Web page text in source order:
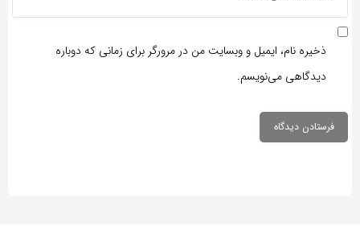
ذخیره نام، ایمیل و وبسایت من در مرورگر برای زمانی که دوباره
دیدگاهی می‌نویسم.